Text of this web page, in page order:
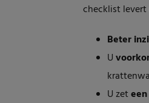
checklist
Beter
U
U zet